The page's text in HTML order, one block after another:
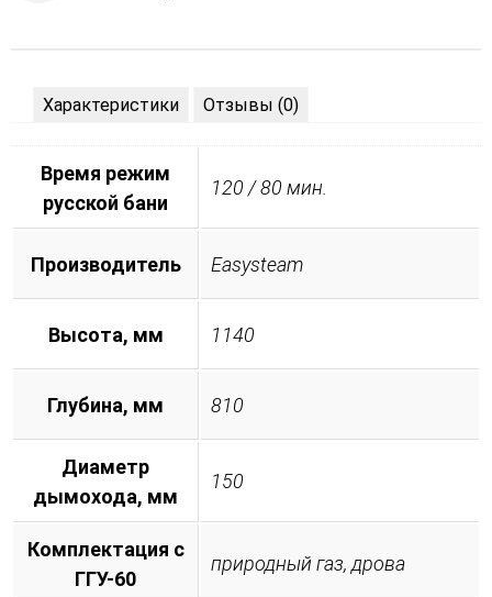
Характеристики Отзывы (0)
Время режим
русской бани
120 / 80 мин.
Производитель Easysteam
Высота, мм 1140
Глубина, мм 810
Диаметр
дымохода, мм
150
Комплектация с
ГГУ-60
природный газ, дрова